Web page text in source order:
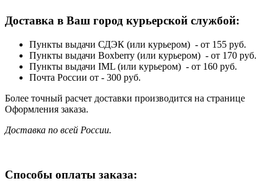
Доставка в Ваш город курьерской службой:
Пункты выдачи СДЭК (или курьером) - от 155 руб.
Пункты выдачи Boxberry (или курьером) - от 170 руб.
Пункты выдачи IML (или курьером) - от 160 руб.
Почта России от - 300 руб.
Более точный расчет доставки производится на странице
Оформления заказа.
Доставка по всей России.
Способы оплаты заказа: